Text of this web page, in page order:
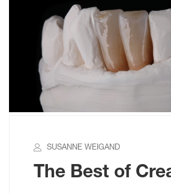
SUSANNE WEIGAND
The Best of